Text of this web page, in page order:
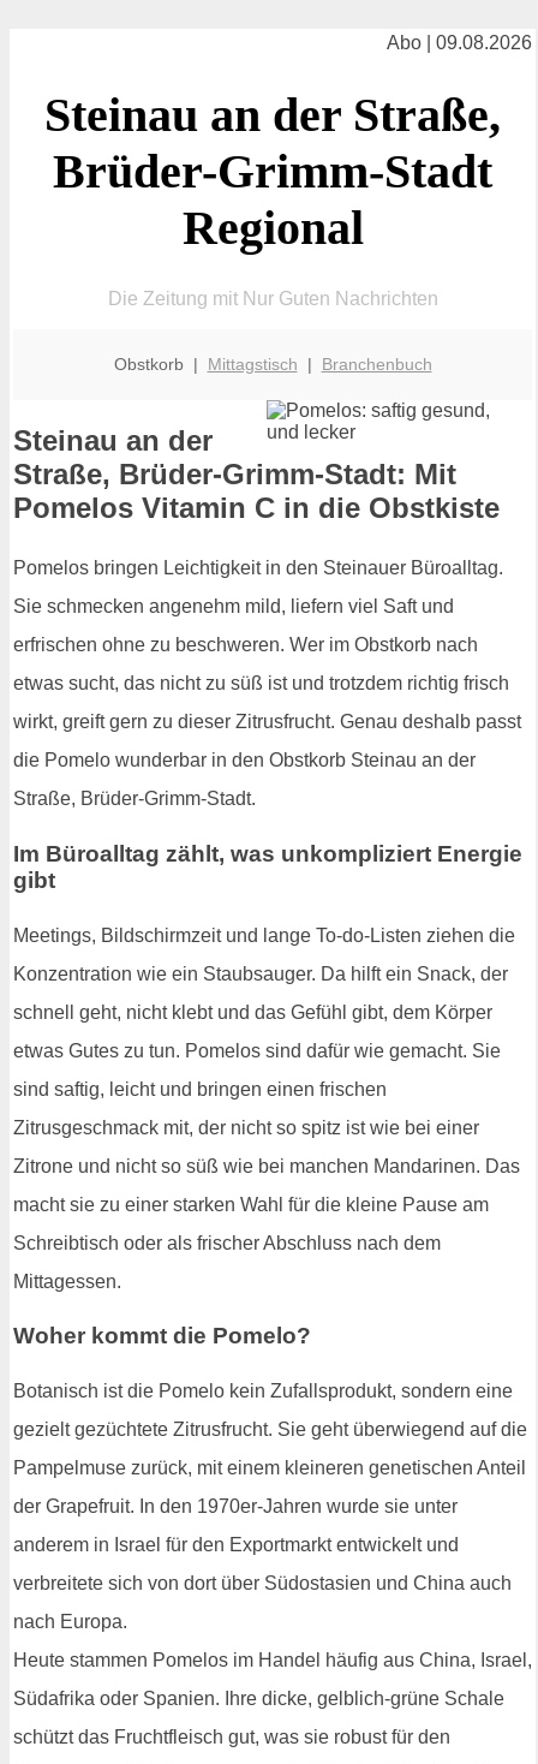
Abo | 09.08.2026
Steinau an der Straße,
Brüder-Grimm-Stadt
Regional
Die Zeitung mit Nur Guten Nachrichten
Obstkorb | Mittagstisch | Branchenbuch
Steinau an der
Straße, Brüder-Grimm-Stadt: Mit
Pomelos Vitamin C in die Obstkiste
Pomelos bringen Leichtigkeit in den Steinauer Büroalltag.
Sie schmecken angenehm mild, liefern viel Saft und
erfrischen ohne zu beschweren. Wer im Obstkorb nach
etwas sucht, das nicht zu süß ist und trotzdem richtig frisch
wirkt, greift gern zu dieser Zitrusfrucht. Genau deshalb passt
die Pomelo wunderbar in den Obstkorb Steinau an der
Straße, Brüder-Grimm-Stadt.
Im Büroalltag zählt, was unkompliziert Energie
gibt
Meetings, Bildschirmzeit und lange To-do-Listen ziehen die
Konzentration wie ein Staubsauger. Da hilft ein Snack, der
schnell geht, nicht klebt und das Gefühl gibt, dem Körper
etwas Gutes zu tun. Pomelos sind dafür wie gemacht. Sie
sind saftig, leicht und bringen einen frischen
Zitrusgeschmack mit, der nicht so spitz ist wie bei einer
Zitrone und nicht so süß wie bei manchen Mandarinen. Das
macht sie zu einer starken Wahl für die kleine Pause am
Schreibtisch oder als frischer Abschluss nach dem
Mittagessen.
Woher kommt die Pomelo?
Botanisch ist die Pomelo kein Zufallsprodukt, sondern eine
gezielt gezüchtete Zitrusfrucht. Sie geht überwiegend auf die
Pampelmuse zurück, mit einem kleineren genetischen Anteil
der Grapefruit. In den 1970er-Jahren wurde sie unter
anderem in Israel für den Exportmarkt entwickelt und
verbreitete sich von dort über Südostasien und China auch
nach Europa.
Heute stammen Pomelos im Handel häufig aus China, Israel,
Südafrika oder Spanien. Ihre dicke, gelblich-grüne Schale
schützt das Fruchtfleisch gut, was sie robust für den